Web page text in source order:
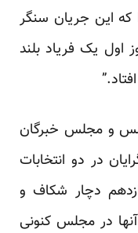
که این جریان سنگر
اول یک فریاد بلند
و مجلس خبرگان
در دو انتخابات
دچار شکاف و
در مجلس کنونی